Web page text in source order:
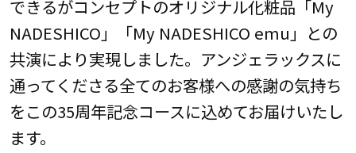
できるがコンセプトのオリジナル化粧品「My
NADESHICO」「My NADESHICO emu」との
共演により実現しました。アンジェラックスに
通ってくださる全てのお客様への感謝の気持ち
をこの35周年記念コースに込めてお届けいたし
ます。